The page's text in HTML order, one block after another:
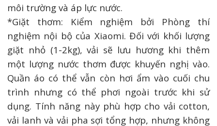
môi trường và áp lực nước.
*Giặt thơm: Kiểm nghiệm bởi Phòng thí
nghiệm nội bộ của Xiaomi. Đối với khối lượng
giặt nhỏ (1-2kg), vải sẽ lưu hương khi thêm
một lượng nước thơm được khuyến nghị vào.
Quần áo có thể vẫn còn hơi ẩm vào cuối chu
trình nhưng có thể phơi ngoài trước khi sử
dụng. Tính năng này phù hợp cho vải cotton,
vải lanh và vải pha sợi tổng hợp, nhưng không